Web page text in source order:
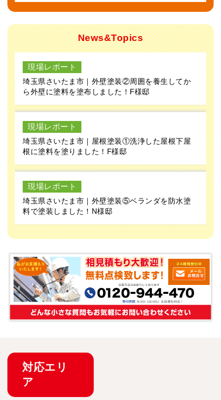
現場レポート
埼玉県さいたま市｜屋根塗装①洗浄した屋根下屋
根に塗料を塗りました！F様邸
現場レポート
埼玉県さいたま市｜外壁塗装⑤ベランダを防水塗
料で塗装しました！N様邸
対応エリ
ア
さいたま市 大宮区・岩槻区・南区・緑区・浦和区・桜
掲載されていないエリアにつきましては、
絡ください。